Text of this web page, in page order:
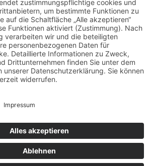
Angaben und Daten zur Beantwortung
erhoben und gespeichert werden.
zur Kenntnis genommen.